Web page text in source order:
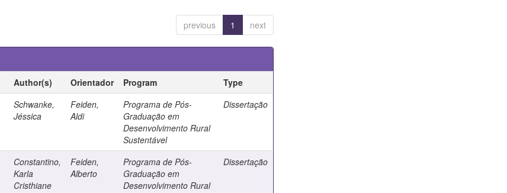
previous 1 next
Author(s) Orientador Program
Type
Schwanke,
Jéssica
Feiden,
Aldi
Programa de Pós-
Graduação em
Desenvolvimento Rural
Sustentável
Dissertação
Constantino,
Karla
Cristhiane
Feiden,
Alberto
Programa de Pós-
Graduação em
Desenvolvimento Rural
Dissertação